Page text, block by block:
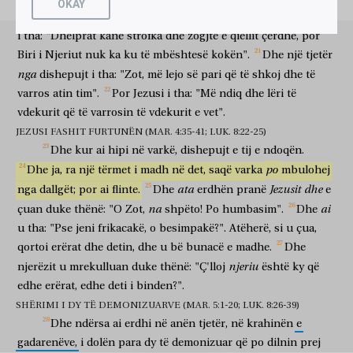
ἐλθόντος
τῶν Γαδαρηνῶν,
e gadarenëve
ὑπήντησαν
dolën para
αὐτῷ
atij
δύο
dy
δαιμονιζόμενοι
të demonizuar
ἐκ
prej
μνημείων
varrezave duke dalë të dhunshëm tepër saqë nuk
ἰσχύειν
për të mundur
τινὰ
ndokush
παρελθεῖν
për të kaluar
διὰ
përmes
τῆς ὁδοῦ
ἐκείνης.
asaj
καὶ
dhe
ἰδοὺ,
ja
ἔκραξαν
bërtitën
λέγοντες,
duke thënë çfarë neve
o Bir
τοῦ Θεοῦ?
i Perëndisë
ἦλθες
erdhe
ὧδε
këtu
πρὸ
para
καιροῦ
kohe
βασανίσαι
për të munduar
ἡμᾶς?
ne
ἦν
ishte
δὲ
dhe
μακρὰν
larg
ἀπ’
nga
αὐτῶν
ata
ἀγέλη
tufë
χοίρων
derrash
πολλῶν
e shumtë
βοσκομένη.
duke kullotur
οἱ δὲ
dhe demonët
παρεκάλουν
përgjëronin
αὐτὸν
atë
λέγοντες,
duke thënë
εἰ
nëse
ἐκβάλλεις
dëbon
ἡμᾶς, ἀπόστειλον ἡμᾶς εἰς
në
τὴν ἀγέλην
τῶν χοίρων.
e derrave
καὶ
dhe
εἶπεν
tha
αὐτοῖς,
atyre
ὑπάγετε.
shkoni
οἱ
ata
δὲ
dhe
ἐξελθόντες
kur dolën
ἀπῆλθον τοὺς χοίρους; καὶ ἰδοὺ,
κατὰ
poshtë
τοῦ κρημνοῦ
greminës
εἰς
në
τὴν θάλασσαν,
detin
καὶ
dhe
ἀπέθανον
ngordhën
ἐν
në
ujërat ata dhe që kullosin ikën dhe kur shkuan
εἰς
në
"Mësues, unë do të
i tha: "Dhelprat kanë strofka dhe zogjtë e qiellit çerdhe, por
Biri i Njeriut nuk ka ku të mbështesë kokën". Dhe një tjetër
nga dishepujt i tha: "Zot, më lejo së pari që të shkoj dhe të
varros atin tim". Por Jezusi i tha: "Më ndiq dhe lëri të
vdekurit që të varrosin të vdekurit e vet".
JEZUSI FASHIT FURTUNËN (MAR. 4:35-41; LUK. 8:22-25)
Dhe kur ai hipi në varkë, dishepujt e tij e ndoqën.
Dhe ja, ra një tërmet i madh në det, saqë varka po mbulohej
nga dallgët; por ai flinte. Dhe ata erdhën pranë Jezusit dhe e
çuan duke thënë: "O Zot, na shpëto! Po humbasim". Dhe ai
u tha: "Pse jeni frikacakë, o besimpakë?". Atëherë, si u çua,
qortoi erërat dhe detin, dhe u bë bunacë e madhe.
Dhe
njerëzit u mrekulluan duke thënë: "Ç'lloj njeriu është ky që
edhe erërat, edhe deti i binden?".
SHËRIMI I DY TË DEMONIZUARVE (MAR. 5:1-20; LUK. 8:26-39)
Dhe ndërsa ai erdhi në anën tjetër, në krahinën e
gadarenëve, i dolën para dy të demonizuar që po dilnin prej
OKAY